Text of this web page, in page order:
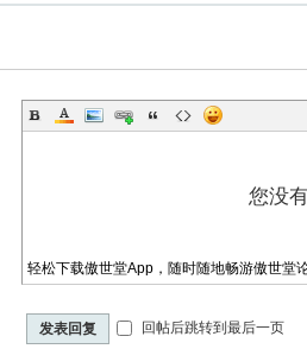
轻松下载傲世堂App，随时随地畅游傲世堂
发表回复 回帖后跳转到最后一页